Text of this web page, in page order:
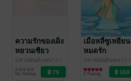
ความรักของเผิง
หยวนเซียว
ปลายฝนต้นหนาว /
Thonkao_oo
นิยายวาย Boy
Love / Yaoi
No Rating
เมื่อหลี่ซูเหยียน
หมดรัก
ปลายฝนต้นหนาว /
Thonkao_oo
นิยายรักจีนโบราณ
2 Rating